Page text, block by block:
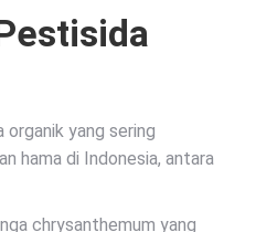
yang sering
hama di Indonesia, antara
chrysanthemum yang